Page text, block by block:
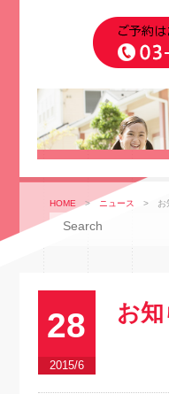
HOME > ニュース > お
28
2015/6
お